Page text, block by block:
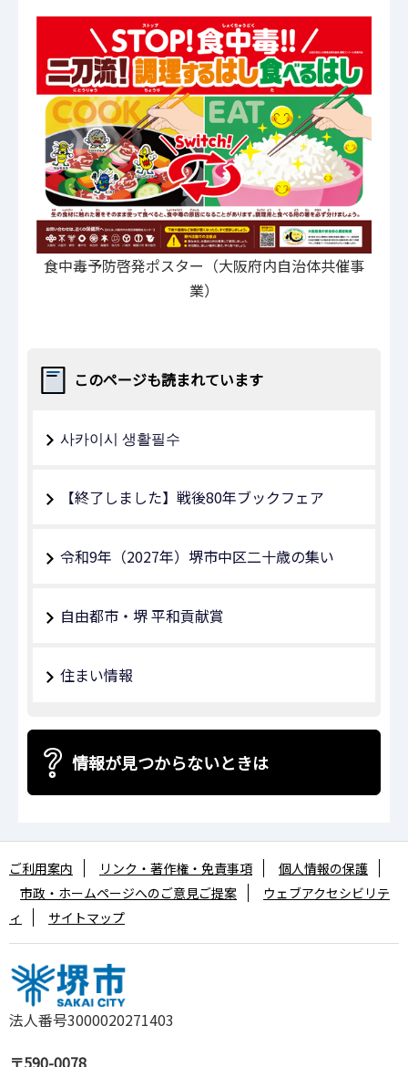
食中毒予防啓発ポスター（大阪府内自治体共催事
業）
このページも読まれています
사카이시 생활필수
【終了しました】戦後80年ブックフェア
令和9年（2027年）堺市中区二十歳の集い
自由都市・堺 平和貢献賞
住まい情報
情報が見つからないときは
法人番号3000020271403
〒590-0078
ご利用案内 リンク・著作権・免責事項
個人情報の保護
市政・ホームページへのご意見ご提案
ウェブアクセシビリテ
ィ
サイトマップ